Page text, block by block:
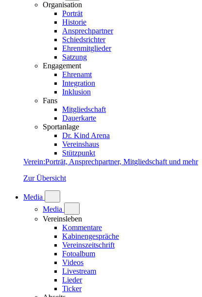
Organisation
Porträt
Historie
Ansprechpartner
Schiedsrichter
Ehrenmitglieder
Satzung
Engagement
Ehrenamt
Integration
Inklusion
Fans
Mitgliedschaft
Dauerkarte
Sportanlage
Dr. Kind Arena
Vereinshaus
Stützpunkt
Verein:Porträt, Ansprechpartner, Mitgliedschaft und mehr
Zur Übersicht
Media
Media
Vereinsleben
Kommentare
Kabinengespräche
Vereinszeitschrift
Fotoalbum
Videos
Livestream
Lieder
Ticker